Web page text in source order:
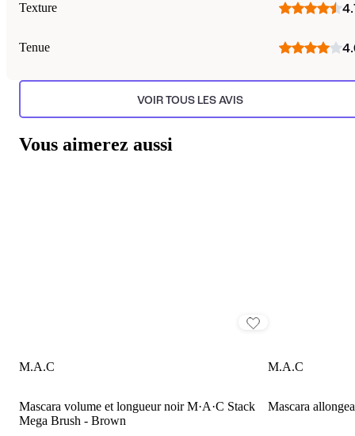
Texture
Tenue
VOIR TOUS LES AVIS
Vous aimerez aussi
M.A.C
Mascara volume et longueur noir M·A·C Stack
Mega Brush - Brown
M.A.C
Mascara